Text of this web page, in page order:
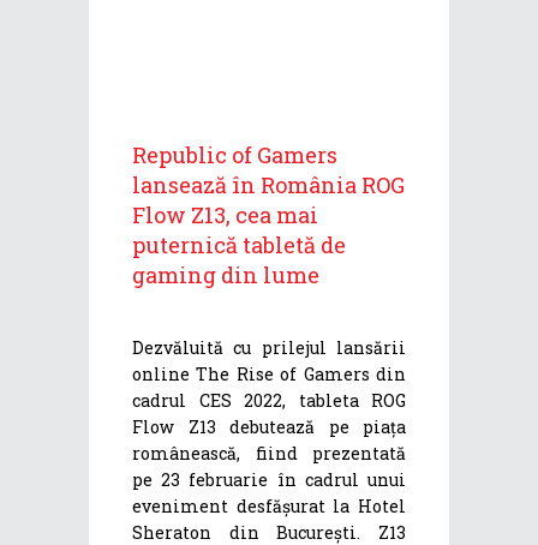
Republic of Gamers
lansează în România ROG
Flow Z13, cea mai
puternică tabletă de
gaming din lume
Dezvăluită cu prilejul lansării
online The Rise of Gamers din
cadrul CES 2022, tableta ROG
Flow Z13 debutează pe piața
românească, fiind prezentată
pe 23 februarie în cadrul unui
eveniment desfășurat la Hotel
Sheraton din București. Z13